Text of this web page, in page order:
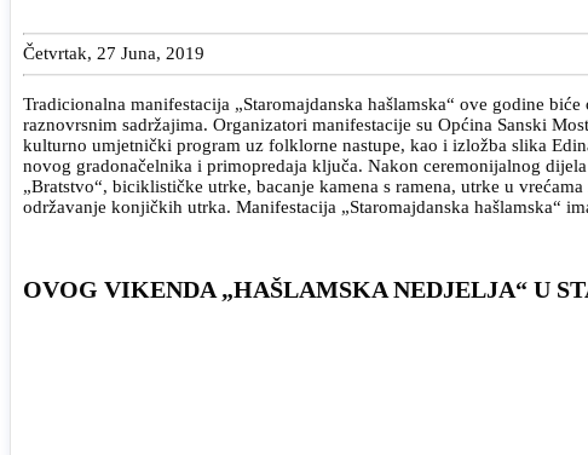
Četvrtak, 27 Juna, 2019
Tradicionalna manifestacija „Staromajdanska hašlamska“ ove godine
raznovrsnim sadržajima. Organizatori manifestacije su Općina Sanski
kulturno umjetnički program uz folklorne nastupe, kao i izložba slika
novog gradonačelnika i primopredaja ključa. Nakon ceremonijalnog
„Bratstvo“, biciklističke utrke, bacanje kamena s ramena, utrke u
održavanje konjičkih utrka. Manifestacija „Staromajdanska hašlamska“
OVOG VIKENDA „HAŠLAMSKA NEDJELJA“ U